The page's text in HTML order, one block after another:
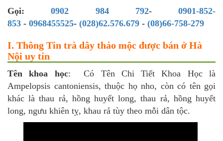
Gọi:0902 984 792- 0901-852-
853 - 0968455525- (028)62.576.679 - (08)66-758-279
I. Thông Tin trà dây thảo mộc được bán ở Hà
Nội uy tín
Tên khoa học: Có Tên Chi Tiết Khoa Học là
Ampelopsis cantoniensis, thuộc họ nho, còn có tên gọi
khác là thau rả, hồng huyết long, thau rả, hồng huyết
long, ngưu khiên tỵ, khau rả tùy theo mỗi dân tộc.